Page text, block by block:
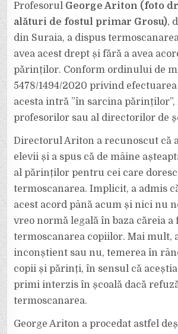
Profesorul George Ariton (foto
alături de fostul primar Grosu),
din Suraia, a dispus
avea acest drept și fără a avea
părinților. Conform ordinului de
5478/1494/2020 privind
acesta intră ”în sarcina
profesorilor sau al directorilor de
Directorul Ariton a recunoscut că
elevii și a spus că de mâine
al părinților pentru cei care doresc
termoscanarea. Implicit, a admis
acest acord până acum și nici nu
vreo normă legală în baza căreia a
termoscanarea copiilor. Mai mult,
inconștient sau nu, temerea în
copii și părinți, în sensul că
primi interzis în școală dacă
termoscanarea.
George Ariton a procedat astfel